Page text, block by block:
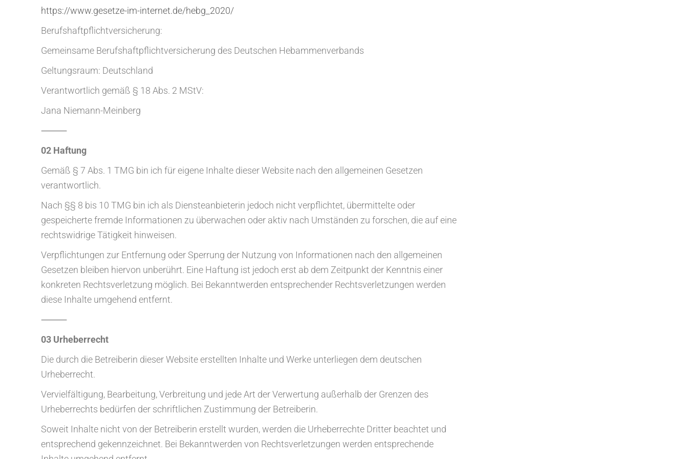
https://www.gesetze-im-internet.de/hebg_2020/
Berufshaftpflichtversicherung:
Gemeinsame Berufshaftpflichtversicherung des Deutschen Hebammenverbands
Geltungsraum: Deutschland
Verantwortlich gemäß § 18 Abs. 2 MStV:
Jana Niemann-Meinberg
⸻
02 Haftung
Gemäß § 7 Abs. 1 TMG bin ich für eigene Inhalte dieser Website nach den allgemeinen Gesetzen
verantwortlich.
Nach §§ 8 bis 10 TMG bin ich als Diensteanbieterin jedoch nicht verpflichtet, übermittelte oder
gespeicherte fremde Informationen zu überwachen oder aktiv nach Umständen zu forschen, die auf eine
rechtswidrige Tätigkeit hinweisen.
Verpflichtungen zur Entfernung oder Sperrung der Nutzung von Informationen nach den allgemeinen
Gesetzen bleiben hiervon unberührt. Eine Haftung ist jedoch erst ab dem Zeitpunkt der Kenntnis einer
konkreten Rechtsverletzung möglich. Bei Bekanntwerden entsprechender Rechtsverletzungen werden
diese Inhalte umgehend entfernt.
⸻
03 Urheberrecht
Die durch die Betreiberin dieser Website erstellten Inhalte und Werke unterliegen dem deutschen
Urheberrecht.
Vervielfältigung, Bearbeitung, Verbreitung und jede Art der Verwertung außerhalb der Grenzen des
Urheberrechts bedürfen der schriftlichen Zustimmung der Betreiberin.
Soweit Inhalte nicht von der Betreiberin erstellt wurden, werden die Urheberrechte Dritter beachtet und
entsprechend gekennzeichnet. Bei Bekanntwerden von Rechtsverletzungen werden entsprechende